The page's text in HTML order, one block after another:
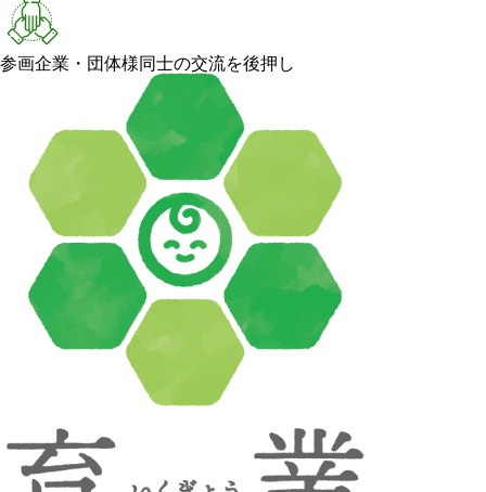
参画企業・団体様同士の交流を後押し